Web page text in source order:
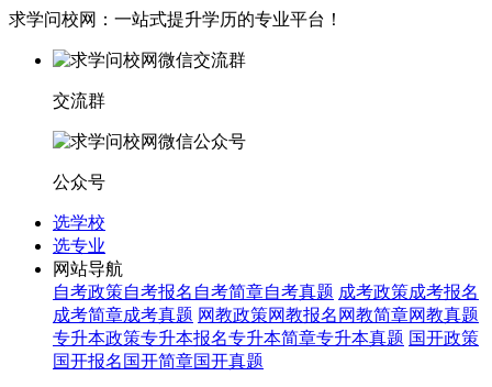
求学问校网：一站式提升学历的专业平台！
交流群
公众号
选学校
选专业
网站导航
自考政策自考报名 自考简章自考真题 成考政策成考报名
成考简章成考真题 网教政策网教报名 网教简章网教真题
专升本政策专升本报名专升本简章专升本真题 国开政策
国开报名 国开简章国开真题